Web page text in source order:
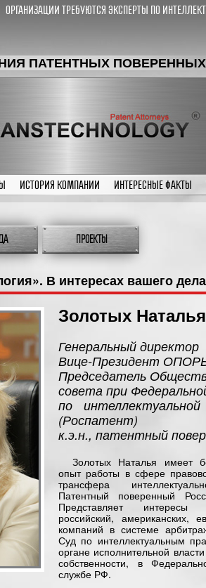
требуются эксперты по
ПАТЕНТНЫХ ПОВЕРЕННЫХ
ИСТОРИЯ КОМПАНИИ ИНТЕРЕСНЫЕ ФАКТЫ
ПРОЕКТЫ
В интересах вашего
Золотых
Генеральный директор
Вице-Президент
Председатель
совета при
по
(Роспатент)
к.э.н., патентный
Золотых Наталья имеет
опыт работы в сфере
трансфера
Патентный поверенный
Представляет интересы
российский, американских,
компаний в системе
Суд по интеллектуальным
органе исполнительной
собственности, в
службе РФ.